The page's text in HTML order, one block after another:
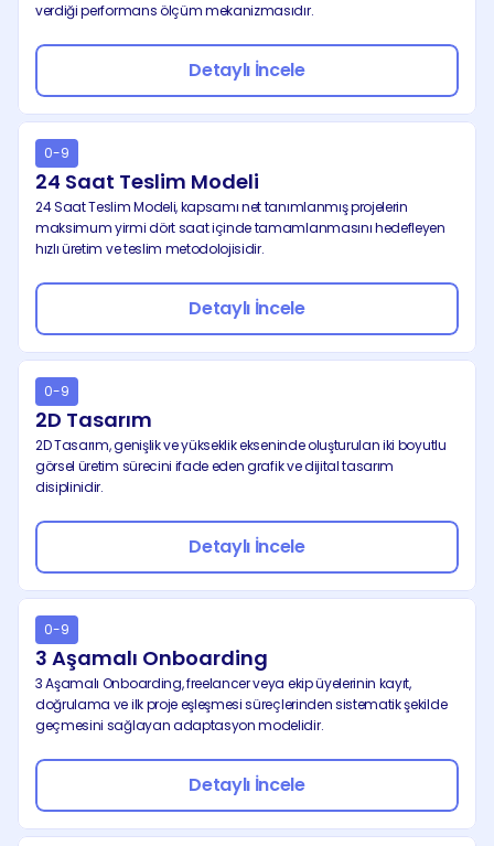
verdiği performans ölçüm mekanizmasıdır.
Detaylı İncele
0-9
24 Saat Teslim Modeli
24 Saat Teslim Modeli, kapsamı net tanımlanmış projelerin
maksimum yirmi dört saat içinde tamamlanmasını hedefleyen
hızlı üretim ve teslim metodolojisidir.
Detaylı İncele
0-9
2D Tasarım
2D Tasarım, genişlik ve yükseklik ekseninde oluşturulan iki boyutlu
görsel üretim sürecini ifade eden grafik ve dijital tasarım
disiplinidir.
Detaylı İncele
0-9
3 Aşamalı Onboarding
3 Aşamalı Onboarding, freelancer veya ekip üyelerinin kayıt,
doğrulama ve ilk proje eşleşmesi süreçlerinden sistematik şekilde
geçmesini sağlayan adaptasyon modelidir.
Detaylı İncele